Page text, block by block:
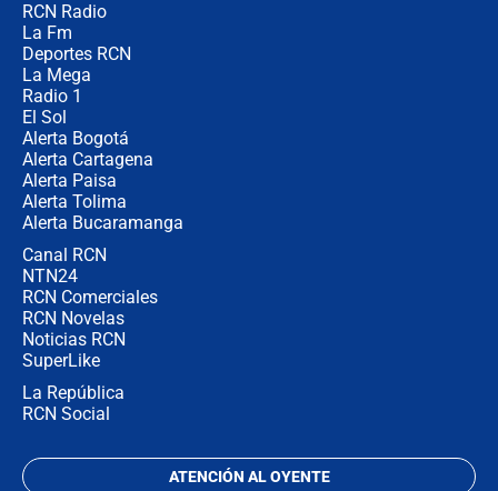
RCN Radio
La Fm
Deportes RCN
La Mega
Radio 1
El Sol
Alerta Bogotá
Alerta Cartagena
Alerta Paisa
Alerta Tolima
Alerta Bucaramanga
Canal RCN
NTN24
RCN Comerciales
RCN Novelas
Noticias RCN
SuperLike
La República
RCN Social
ATENCIÓN AL OYENTE